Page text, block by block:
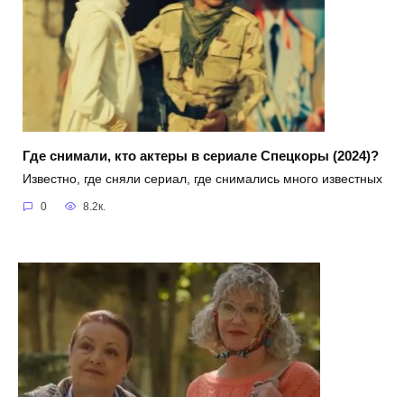
Где снимали, кто актеры в сериале Спецкоры (2024)?
Известно, где сняли сериал, где снимались много известных
0 8.2к.